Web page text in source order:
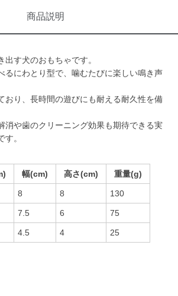
商品説明
す犬のおもちゃです。
るにわとり型で、噛むたびに楽しい鳴き声
おり、長時間の遊びにも耐える耐久性を備
消や歯のクリーニング効果も期待できる実
。
幅(cm) 高さ(cm) 重量(g)
8 8 130
7.5 6 75
4.5 4 25